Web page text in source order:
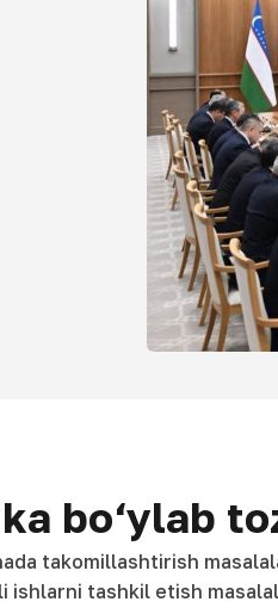
bo‘ylab
takomillashtirish
ishlarni tashkil etish